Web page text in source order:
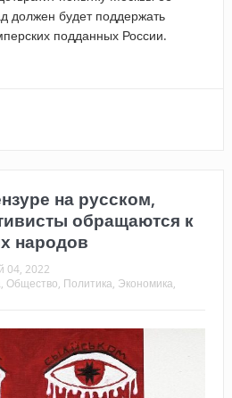
должен будет поддержать
подданных России.
на русском,
обращаются к
народов
04, 2022
, Общество, Политика, Экономика,